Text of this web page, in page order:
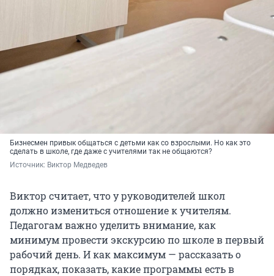
Бизнесмен привык общаться с детьми как со взрослыми. Но как это
сделать в школе, где даже с учителями так не общаются?
Источник: Виктор Медведев
Виктор считает, что у руководителей школ
должно измениться отношение к учителям.
Педагогам важно уделить внимание, как
минимум провести экскурсию по школе в первый
рабочий день. И как максимум — рассказать о
порядках, показать, какие программы есть в